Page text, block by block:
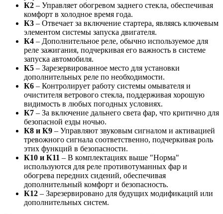
К2 – Управляет обогревом заднего стекла, обеспечивая
комфорт в холодное время года.
К3 – Отвечает за включение стартера, являясь ключевым
элементом системы запуска двигателя.
К4 – Дополнительное реле, обычно используемое для
реле зажигания, подчеркивая его важность в системе
запуска автомобиля.
К5 – Зарезервированное место для установки
дополнительных реле по необходимости.
К6 – Контролирует работу системы омывателя и
очистителя ветрового стекла, поддерживая хорошую
видимость в любых погодных условиях.
К7 – За включение дальнего света фар, что критично для
безопасной езды ночью.
К8 и К9 – Управляют звуковым сигналом и активацией
тревожного сигнала соответственно, подчеркивая роль
этих функций в безопасности.
К10 и К11 – В комплектациях выше "Норма"
используются для реле противотуманных фар и
обогрева передних сидений, обеспечивая
дополнительный комфорт и безопасность.
К12 – Зарезервировано для будущих модификаций или
дополнительных систем.